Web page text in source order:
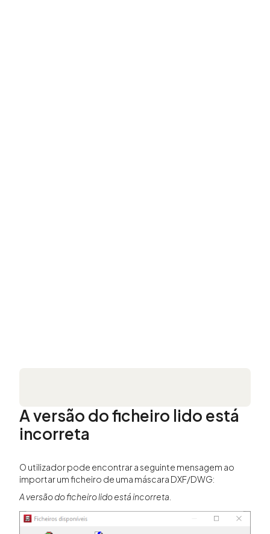
A versão do ficheiro lido está
incorreta
O utilizador pode encontrar a seguinte mensagem ao
importar um ficheiro de uma máscara DXF/DWG:
A versão do ficheiro lido está incorreta.